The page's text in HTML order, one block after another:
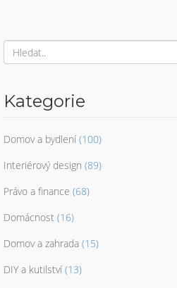
Kategorie
Domov a bydlení (100)
Interiérový design (89)
Právo a finance (68)
Domácnost (16)
Domov a zahrada (15)
DIY a kutilství (13)